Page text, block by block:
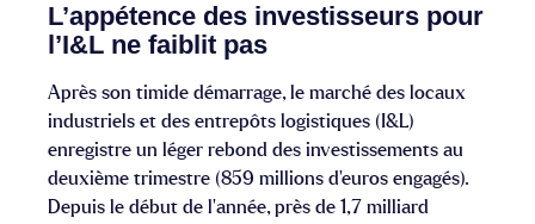
L’appétence des investisseurs pour
l’I&L ne faiblit pas
Après son timide démarrage, le marché des locaux
industriels et des entrepôts logistiques (I&L)
enregistre un léger rebond des investissements au
deuxième trimestre (859 millions d’euros engagés).
Depuis le début de l’année, près de 1,7 milliard